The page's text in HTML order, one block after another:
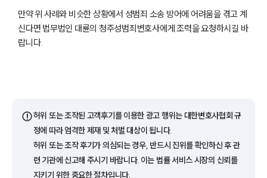
고객의 소리
통합검색
AI대륜
만약 위 사례와 비슷한 상황에서 성범죄 소송 방어에 어려움을 겪고 계
신다면 법무법인 대륜의 청주성범죄변호사에게 조력을 요청하시길 바
랍니다.
⚠️허위 또는 조작된 고객후기를 이용한 광고 행위는 대한변호사협회 규
정에 따라 엄격한 제재 및 처벌 대상이 됩니다.
허위 또는 조작 후기가 의심되는 경우, 반드시 진위를 확인하신 후 관
련 기관에 신고해 주시기 바랍니다. 이는 법률 서비스 시장의 신뢰를
지키기 위한 중요한 절차입니다.